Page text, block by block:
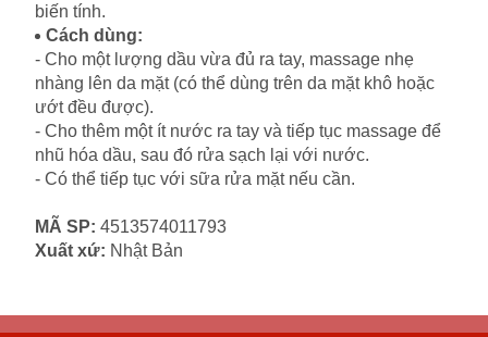
biến tính.
Cách dùng:
- Cho một lượng dầu vừa đủ ra tay, massage nhẹ
nhàng lên da mặt (có thể dùng trên da mặt khô hoặc
ướt đều được).
- Cho thêm một ít nước ra tay và tiếp tục massage để
nhũ hóa dầu, sau đó rửa sạch lại với nước.
- Có thể tiếp tục với sữa rửa mặt nếu cần.
MÃ SP: 4513574011793
Xuất xứ: Nhật Bản